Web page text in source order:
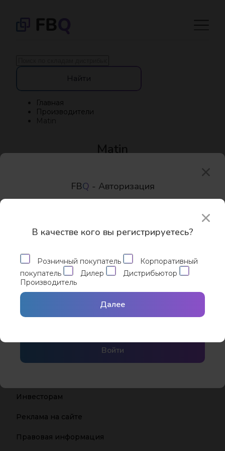
Найти
Главная
Производители
Matin
Matin
Дистрибьюторы:
Инвесторам
Реклама на сайте
Правовая информация
FBQ - Авторизация
Запомнить меня
Вход с помощью
Войти
Восстановление пароля
Сбросить пароль
В качестве кого вы регистрируетесь?
Розничный покупатель
Корпоративный
покупатель
Дилер
Дистрибьютор
Производитель
Далее